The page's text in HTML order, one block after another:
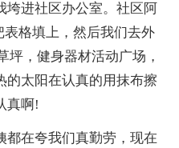
进社区办公室。社区阿
格填上，然后我们去外
坪，健身器材活动广场，
的太阳在认真的用抹布擦
真啊!
在夸我们真勤劳，现在